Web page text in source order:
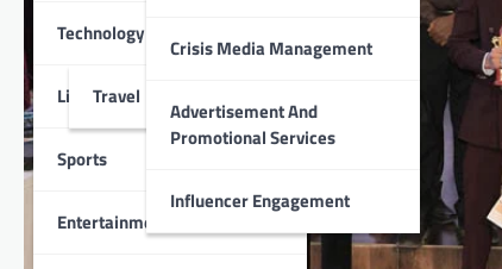
Technology
Lifestyle
Travel
Sports
Entertainment
Crisis Media Management
Advertisement And
Promotional Services
Influencer Engagement